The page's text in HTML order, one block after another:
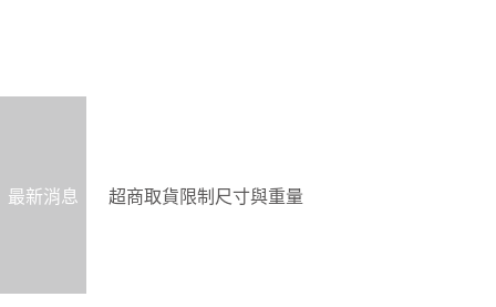
最新消息 超商取貨限制尺寸與重量